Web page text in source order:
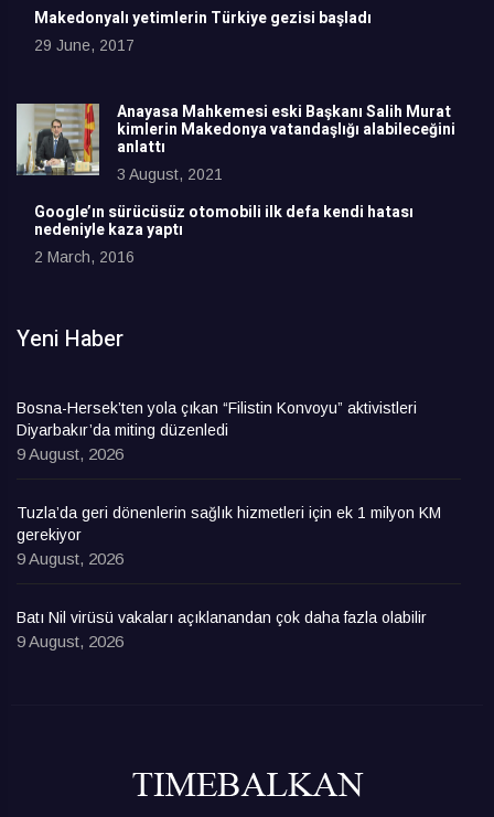
Makedonyalı yetimlerin Türkiye gezisi başladı
29 June, 2017
Anayasa Mahkemesi eski Başkanı Salih Murat
kimlerin Makedonya vatandaşlığı alabileceğini
anlattı
3 August, 2021
Google’ın sürücüsüz otomobili ilk defa kendi hatası
nedeniyle kaza yaptı
2 March, 2016
Yeni Haber
Bosna-Hersek’ten yola çıkan “Filistin Konvoyu” aktivistleri
Diyarbakır’da miting düzenledi
9 August, 2026
Tuzla’da geri dönenlerin sağlık hizmetleri için ek 1 milyon KM
gerekiyor
9 August, 2026
Batı Nil virüsü vakaları açıklanandan çok daha fazla olabilir
9 August, 2026